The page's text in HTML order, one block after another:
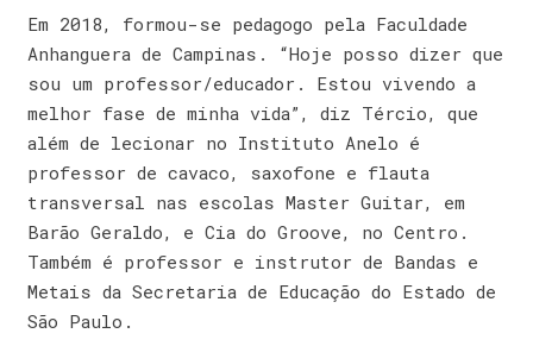
Em 2018, formou-se pedagogo pela Faculdade
Anhanguera de Campinas. “Hoje posso dizer que
sou um professor/educador. Estou vivendo a
melhor fase de minha vida”, diz Tércio, que
além de lecionar no Instituto Anelo é
professor de cavaco, saxofone e flauta
transversal nas escolas Master Guitar, em
Barão Geraldo, e Cia do Groove, no Centro.
Também é professor e instrutor de Bandas e
Metais da Secretaria de Educação do Estado de
São Paulo.